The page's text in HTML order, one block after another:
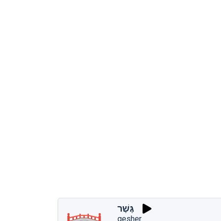
גֶּשֶׁר
gesher